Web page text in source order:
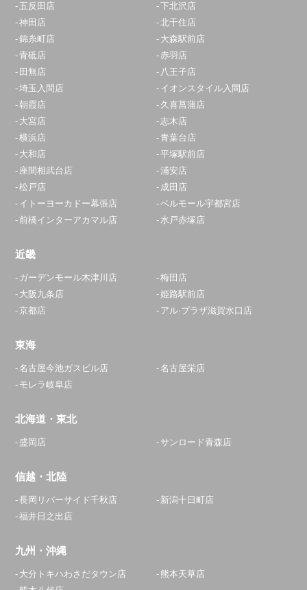
五反田店
下北沢店
神田店
北千住店
錦糸町店
大森駅前店
青砥店
赤羽店
田無店
八王子店
埼玉入間店
イオンスタイル入間店
朝霞店
久喜菖蒲店
大宮店
志木店
横浜店
青葉台店
大和店
平塚駅前店
座間相武台店
浦安店
松戸店
成田店
イトーヨーカドー幕張店
ベルモール宇都宮店
前橋インターアカマル店
水戸赤塚店
近畿
ガーデンモール木津川店
梅田店
大阪九条店
姫路駅前店
京都店
アル·プラザ滋賀水口店
東海
名古屋今池ガスビル店
名古屋栄店
モレラ岐阜店
北海道・東北
盛岡店 サンロード青森店
信越・北陸
長岡リバーサイド千秋店
新潟十日町店
福井日之出店
九州・沖縄
大分トキハわさだタウン店
熊本天草店